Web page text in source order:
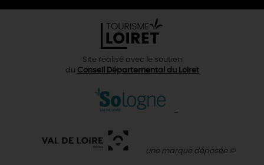
Site réalisé avec le soutien
du Conseil Départemental du Loiret
une marque déposée ©